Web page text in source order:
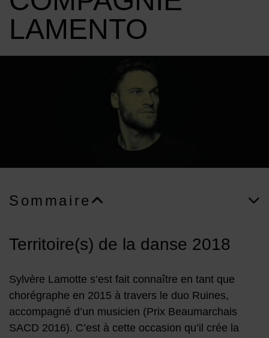
LAMENTO
Sommaire
Territoire(s) de la danse 2018
Sylvère Lamotte s’est fait connaître en tant que
chorégraphe en 2015 à travers le duo Ruines,
accompagné d’un musicien (Prix Beaumarchais
SACD 2016). C’est à cette occasion qu’il crée la